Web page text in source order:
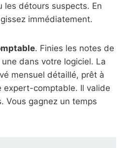
les détours suspects. En
immédiatement.
. Finies les notes de
dans votre logiciel. La
mensuel détaillé, prêt à
expert-comptable. Il valide
Vous gagnez un temps